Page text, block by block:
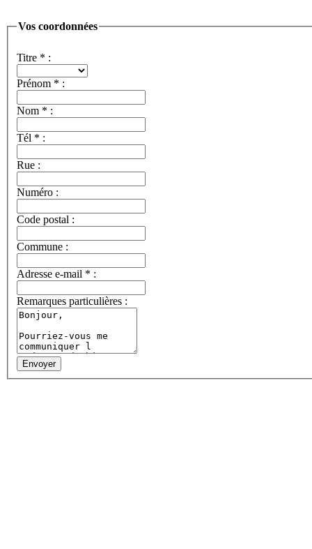
Vos coordonnées
Titre * :
Prénom * :
Nom * :
Tél * :
Rue :
Numéro :
Code postal :
Commune :
Adresse e-mail * :
Remarques particulières :
Envoyer